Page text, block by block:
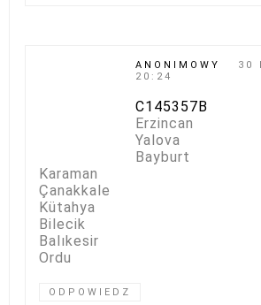
ANONIMOWY
30
20:24
C145357B
Erzincan
Yalova
Bayburt
Karaman
Çanakkale
Kütahya
Bilecik
Balıkesir
Ordu
ODPOWIEDZ